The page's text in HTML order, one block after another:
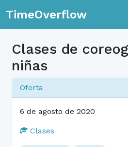
TimeOverflow
Clases de
niñas
Oferta
6 de agosto de 2020
Clases